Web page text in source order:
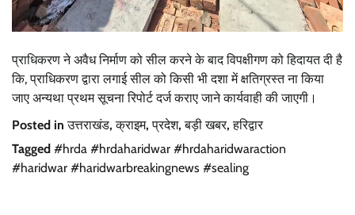
प्राधिकरण ने अवैध निर्माण को सील करने के बाद विपक्षीगण को हिदायत दी है
कि, प्राधिकरण द्वारा लगाई सील को किसी भी दशा में क्षतिग्रस्त ना किया
जाए अन्यथा प्रथम सूचना रिपोर्ट दर्ज कराए जाने कार्यवाही की जाएगी।
Posted inउत्तराखंड,क्राइम,प्रदेश,बड़ी खबर,हरिद्वार
Tagged #hrda #hrdaharidwar #hrdaharidwaraction
#haridwar #haridwarbreakingnews #sealing